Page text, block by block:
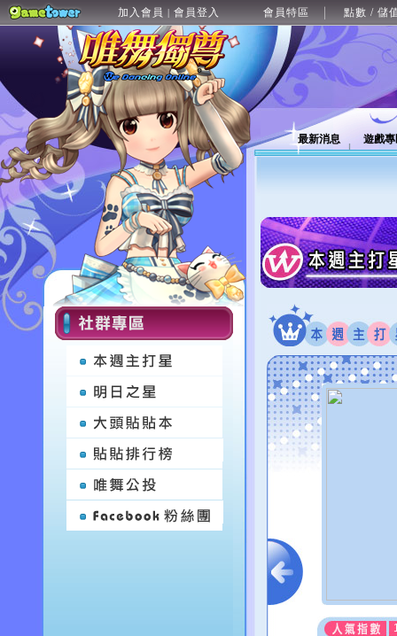
加入會員 | 會員登入 會員特區 點數 / 儲
最新消息 遊戲